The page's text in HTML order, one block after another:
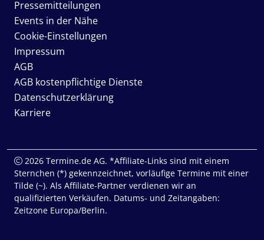
Pressemitteilungen
Events in der Nähe
Cookie-Einstellungen
Impressum
AGB
AGB kostenpflichtige Dienste
Datenschutzerklärung
Karriere
2026 Termine.de AG. *Affiliate-Links sind mit einem
Sternchen (*) gekennzeichnet, vorläufige Termine mit einer
Tilde (~). Als Affiliate-Partner verdienen wir an
qualifizierten Verkäufen. Datums- und Zeitangaben:
Zeitzone Europa/Berlin.